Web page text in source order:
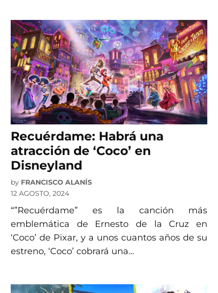
Recuérdame: Habrá una
atracción de ‘Coco’ en
Disneyland
by FRANCISCO ALANÍS
12 AGOSTO, 2024
“”Recuérdame” es la canción más
emblemática de Ernesto de la Cruz en
‘Coco’ de Pixar, y a unos cuantos años de su
estreno, ‘Coco’ cobrará una…